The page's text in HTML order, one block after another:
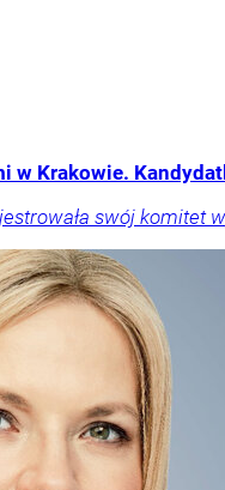
w Krakowie.
swój komitet